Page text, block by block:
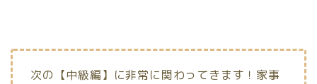
次の【中級編】に非常に関わってきます！家事